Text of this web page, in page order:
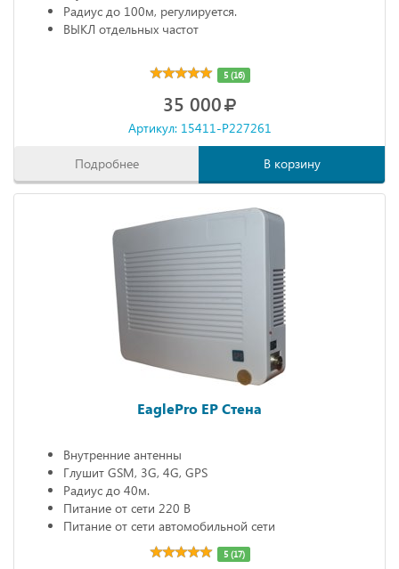
Радиус до 100м, регулируется.
ВЫКЛ отдельных частот
5 (16)
35 000
Артикул: 15411-P227261
Подробнее В корзину
EaglePro EP Стена
Внутренние антенны
Глушит GSM, 3G, 4G, GPS
Радиус до 40м.
Питание от сети 220 В
Питание от сети автомобильной сети
5 (17)